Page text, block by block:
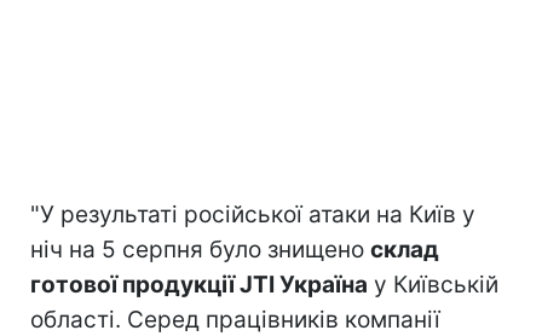
"У результаті російської атаки на Київ у
ніч на 5 серпня було знищено склад
готової продукції JTI Україна у Київській
області. Серед працівників компанії